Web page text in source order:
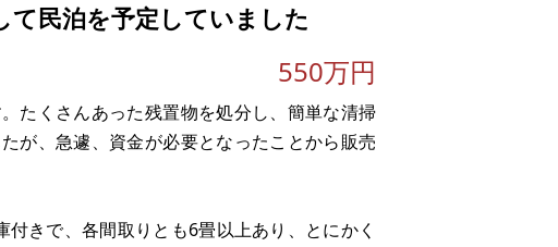
て民泊を予定していました
550万円
たくさんあった残置物を処分し、簡単な清掃
が、急遽、資金が必要となったことから販売
きで、各間取りとも6畳以上あり、とにかく